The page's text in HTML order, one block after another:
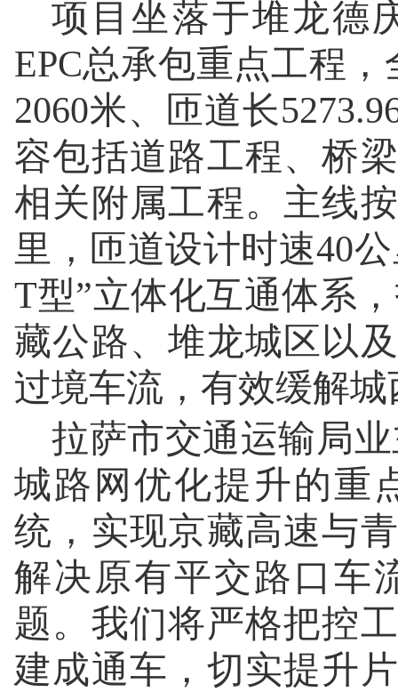
项目坐落于堆龙德
EPC总承包重点工程
2060米、匝道长
容包括道路工程、桥
相关附属工程。主线
里，匝道设计时速40
T型”立体化互通体系
藏公路、堆龙城区以
过境车流，有效缓解
拉萨市交通运输局
城路网优化提升的重
统，实现京藏高速与
解决原有平交路口车
题。我们将严格把控
建成通车，切实提升